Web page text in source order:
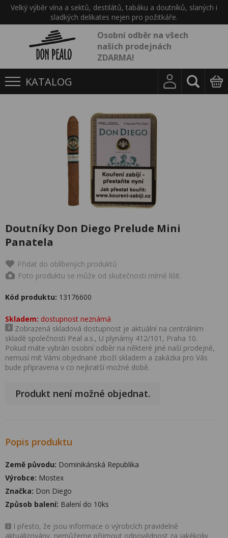
Velký výběr vína a sektů, destilátů, tabáku a doutníků, slaných i
sladkých delikates nejen pro požitkáře.
Osobní odběr na všech
našich prodejnách
ZDARMA!
KATALOG
Doutníky Don Diego Prelude Mini
Panatela
Přidat do oblíbených produktů
Foto produktu se může od skutečnosti mírně lišit.
Kód produktu: 13176600
Skladem: dostupnost neznámá
Zobrazená skladová dostupnost je aktuální na centrálním
skladě společnosti Peal a.s., U plynárny 412/101, Praha 10.
Pokud máte vybrán osobní odběr na některé jiné naší prodejně,
nemusí mít Vámi objednané zboží skladem a zakázka pro Vás
bude připravena v co nejkratší možné době.
Produkt není možné objednat.
Popis produktu
Země původu: Dominikánská Republika
Výrobce: Mostex
Značka: Don Diego
Způsob balení: Balení do 10ks
I přesto, že jsou informace o výrobcích pravidelně
aktualizovány, nemůžeme přijmout odpovědnost za jakékoliv